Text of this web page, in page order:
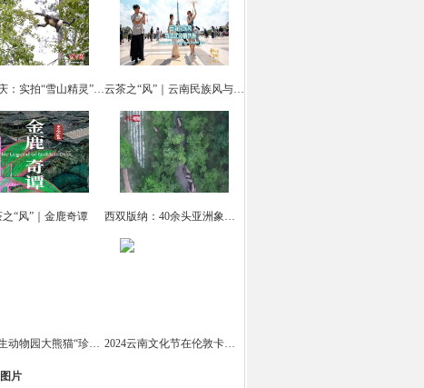
云南迪庆：实拍“雪山精灵” 滇金丝猴觅食 云茶之“风”｜云南民族风与法式风情共舞
“风”｜金鹿奇谭 西双版纳：40余头亚洲象集体“出游戏水”
云南野生动物园大熊猫“珍多”迎来十岁生日 2024云南文化节在伦敦卡姆登市场举办
片